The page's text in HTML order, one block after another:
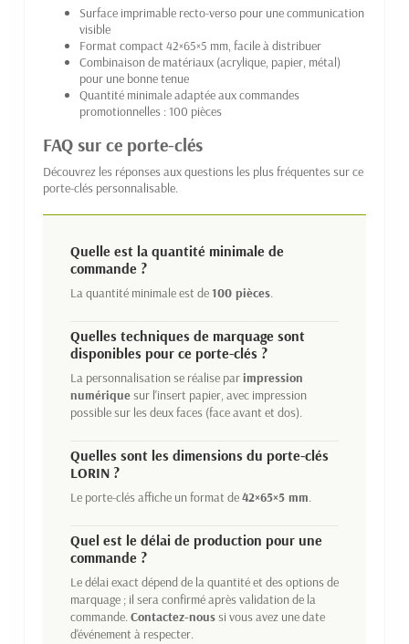
Surface imprimable recto-verso pour une communication
visible
Format compact 42×65×5 mm, facile à distribuer
Combinaison de matériaux (acrylique, papier, métal)
pour une bonne tenue
Quantité minimale adaptée aux commandes
promotionnelles : 100 pièces
FAQ sur ce porte-clés
Découvrez les réponses aux questions les plus fréquentes sur ce
porte-clés personnalisable.
Quelle est la quantité minimale de
commande ?
La quantité minimale est de100 pièces.
Quelles techniques de marquage sont
disponibles pour ce porte-clés ?
La personnalisation se réalise parimpression
numérique sur l'insert papier, avec impression
possible sur les deux faces (face avant et dos).
Quelles sont les dimensions du porte-clés
LORIN ?
Le porte-clés affiche un format de42×65×5 mm.
Quel est le délai de production pour une
commande ?
Le délai exact dépend de la quantité et des options de
marquage ; il sera confirmé après validation de la
commande.Contactez-nous si vous avez une date
d'événement à respecter.